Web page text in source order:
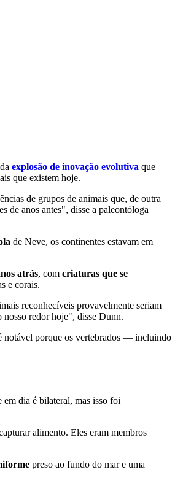
explosão de inovação evolutiva que
que existem hoje.
de grupos de animais que, de outra
anos antes", disse a paleontóloga
de Neve, os continentes estavam em
atrás, com criaturas que se
e corais.
reconhecíveis provavelmente seriam
nosso redor hoje", disse Dunn.
notável porque os vertebrados — incluindo
dia é bilateral, mas isso foi
alimento. Eles eram membros
preso ao fundo do mar e uma